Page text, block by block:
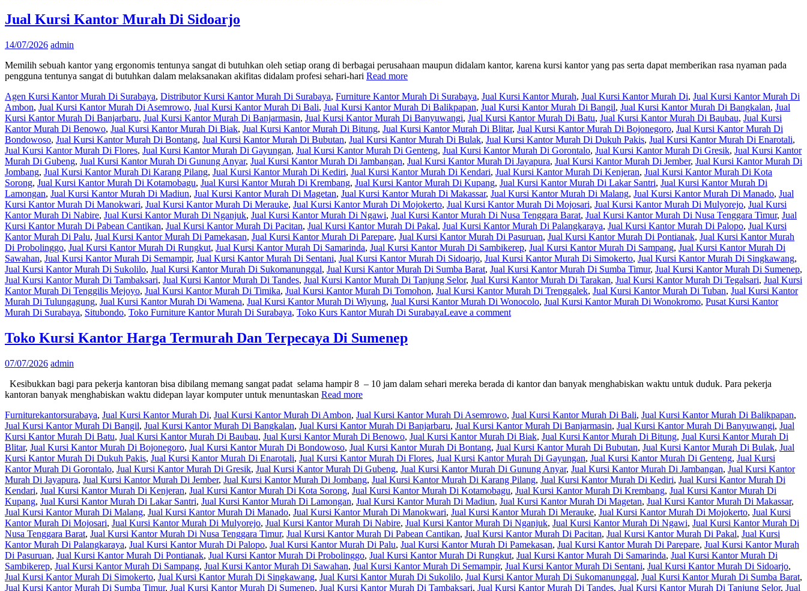
Jual Kursi Kantor Murah Di Sidoarjo
14/07/2026 admin
Memilih sebuah kantor yang ergonomis tentunya sangat di butuhkan oleh setiap orang di berbagai perusahaan maupun didalam kantor, karena kursi kantor yang pas serta dapat memberikan rasa nyaman pada
pengguna tentunya sangat di butuhkan dalam melaksanakan akifitas didalam profesi sehari-hari Read more
Agen Kursi Kantor Murah Di Surabaya, Distributor Kursi Kantor Murah Di Surabaya, Furniture Kantor Murah Di Surabaya, Jual Kursi Kantor Murah, Jual Kursi Kantor Murah Di, Jual Kursi Kantor Murah Di
Ambon, Jual Kursi Kantor Murah Di Asemrowo, Jual Kursi Kantor Murah Di Bali, Jual Kursi Kantor Murah Di Balikpapan, Jual Kursi Kantor Murah Di Bangil, Jual Kursi Kantor Murah Di Bangkalan, Jual
Kursi Kantor Murah Di Banjarbaru, Jual Kursi Kantor Murah Di Banjarmasin, Jual Kursi Kantor Murah Di Banyuwangi, Jual Kursi Kantor Murah Di Batu, Jual Kursi Kantor Murah Di Baubau, Jual Kursi
Kantor Murah Di Benowo, Jual Kursi Kantor Murah Di Biak, Jual Kursi Kantor Murah Di Bitung, Jual Kursi Kantor Murah Di Blitar, Jual Kursi Kantor Murah Di Bojonegoro, Jual Kursi Kantor Murah Di
Bondowoso, Jual Kursi Kantor Murah Di Bontang, Jual Kursi Kantor Murah Di Bubutan, Jual Kursi Kantor Murah Di Bulak, Jual Kursi Kantor Murah Di Dukuh Pakis, Jual Kursi Kantor Murah Di Enarotali,
Jual Kursi Kantor Murah Di Flores, Jual Kursi Kantor Murah Di Gayungan, Jual Kursi Kantor Murah Di Genteng, Jual Kursi Kantor Murah Di Gorontalo, Jual Kursi Kantor Murah Di Gresik, Jual Kursi Kantor
Murah Di Gubeng, Jual Kursi Kantor Murah Di Gunung Anyar, Jual Kursi Kantor Murah Di Jambangan, Jual Kursi Kantor Murah Di Jayapura, Jual Kursi Kantor Murah Di Jember, Jual Kursi Kantor Murah Di
Jombang, Jual Kursi Kantor Murah Di Karang Pilang, Jual Kursi Kantor Murah Di Kediri, Jual Kursi Kantor Murah Di Kendari, Jual Kursi Kantor Murah Di Kenjeran, Jual Kursi Kantor Murah Di Kota
Sorong, Jual Kursi Kantor Murah Di Kotamobagu, Jual Kursi Kantor Murah Di Krembang, Jual Kursi Kantor Murah Di Kupang, Jual Kursi Kantor Murah Di Lakar Santri, Jual Kursi Kantor Murah Di
Lamongan, Jual Kursi Kantor Murah Di Madiun, Jual Kursi Kantor Murah Di Magetan, Jual Kursi Kantor Murah Di Makassar, Jual Kursi Kantor Murah Di Malang, Jual Kursi Kantor Murah Di Manado, Jual
Kursi Kantor Murah Di Manokwari, Jual Kursi Kantor Murah Di Merauke, Jual Kursi Kantor Murah Di Mojokerto, Jual Kursi Kantor Murah Di Mojosari, Jual Kursi Kantor Murah Di Mulyorejo, Jual Kursi
Kantor Murah Di Nabire, Jual Kursi Kantor Murah Di Nganjuk, Jual Kursi Kantor Murah Di Ngawi, Jual Kursi Kantor Murah Di Nusa Tenggara Barat, Jual Kursi Kantor Murah Di Nusa Tenggara Timur, Jual
Kursi Kantor Murah Di Pabean Cantikan, Jual Kursi Kantor Murah Di Pacitan, Jual Kursi Kantor Murah Di Pakal, Jual Kursi Kantor Murah Di Palangkaraya, Jual Kursi Kantor Murah Di Palopo, Jual Kursi
Kantor Murah Di Palu, Jual Kursi Kantor Murah Di Pamekasan, Jual Kursi Kantor Murah Di Parepare, Jual Kursi Kantor Murah Di Pasuruan, Jual Kursi Kantor Murah Di Pontianak, Jual Kursi Kantor Murah
Di Probolinggo, Jual Kursi Kantor Murah Di Rungkut, Jual Kursi Kantor Murah Di Samarinda, Jual Kursi Kantor Murah Di Sambikerep, Jual Kursi Kantor Murah Di Sampang, Jual Kursi Kantor Murah Di
Sawahan, Jual Kursi Kantor Murah Di Semampir, Jual Kursi Kantor Murah Di Sentani, Jual Kursi Kantor Murah Di Sidoarjo, Jual Kursi Kantor Murah Di Simokerto, Jual Kursi Kantor Murah Di Singkawang,
Jual Kursi Kantor Murah Di Sukolilo, Jual Kursi Kantor Murah Di Sukomanunggal, Jual Kursi Kantor Murah Di Sumba Barat, Jual Kursi Kantor Murah Di Sumba Timur, Jual Kursi Kantor Murah Di Sumenep,
Jual Kursi Kantor Murah Di Tambaksari, Jual Kursi Kantor Murah Di Tandes, Jual Kursi Kantor Murah Di Tanjung Selor, Jual Kursi Kantor Murah Di Tarakan, Jual Kursi Kantor Murah Di Tegalsari, Jual Kursi
Kantor Murah Di Tenggilis Mejoyo, Jual Kursi Kantor Murah Di Timika, Jual Kursi Kantor Murah Di Tomohon, Jual Kursi Kantor Murah Di Trenggalek, Jual Kursi Kantor Murah Di Tuban, Jual Kursi Kantor
Murah Di Tulungagung, Jual Kursi Kantor Murah Di Wamena, Jual Kursi Kantor Murah Di Wiyung, Jual Kursi Kantor Murah Di Wonocolo, Jual Kursi Kantor Murah Di Wonokromo, Pusat Kursi Kantor
Murah Di Surabaya, Situbondo, Toko Furniture Kantor Murah Di Surabaya, Toko Kurs Kantor Murah Di SurabayaLeave a comment
Toko Kursi Kantor Harga Termurah Dan Terpecaya Di Sumenep
07/07/2026 admin
Kesibukkan bagi para pekerja kantoran bisa dibilang memang sangat padat selama hampir 8 – 10 jam dalam sehari mereka berada di kantor dan banyak menghabiskan waktu untuk duduk. Para pekerja
kantoran banyak menghabiskan waktu didepan layar komputer untuk menuntaskan Read more
Furniturekantorsurabaya, Jual Kursi Kantor Murah Di, Jual Kursi Kantor Murah Di Ambon, Jual Kursi Kantor Murah Di Asemrowo, Jual Kursi Kantor Murah Di Bali, Jual Kursi Kantor Murah Di Balikpapan,
Jual Kursi Kantor Murah Di Bangil, Jual Kursi Kantor Murah Di Bangkalan, Jual Kursi Kantor Murah Di Banjarbaru, Jual Kursi Kantor Murah Di Banjarmasin, Jual Kursi Kantor Murah Di Banyuwangi, Jual
Kursi Kantor Murah Di Batu, Jual Kursi Kantor Murah Di Baubau, Jual Kursi Kantor Murah Di Benowo, Jual Kursi Kantor Murah Di Biak, Jual Kursi Kantor Murah Di Bitung, Jual Kursi Kantor Murah Di
Blitar, Jual Kursi Kantor Murah Di Bojonegoro, Jual Kursi Kantor Murah Di Bondowoso, Jual Kursi Kantor Murah Di Bontang, Jual Kursi Kantor Murah Di Bubutan, Jual Kursi Kantor Murah Di Bulak, Jual
Kursi Kantor Murah Di Dukuh Pakis, Jual Kursi Kantor Murah Di Enarotali, Jual Kursi Kantor Murah Di Flores, Jual Kursi Kantor Murah Di Gayungan, Jual Kursi Kantor Murah Di Genteng, Jual Kursi
Kantor Murah Di Gorontalo, Jual Kursi Kantor Murah Di Gresik, Jual Kursi Kantor Murah Di Gubeng, Jual Kursi Kantor Murah Di Gunung Anyar, Jual Kursi Kantor Murah Di Jambangan, Jual Kursi Kantor
Murah Di Jayapura, Jual Kursi Kantor Murah Di Jember, Jual Kursi Kantor Murah Di Jombang, Jual Kursi Kantor Murah Di Karang Pilang, Jual Kursi Kantor Murah Di Kediri, Jual Kursi Kantor Murah Di
Kendari, Jual Kursi Kantor Murah Di Kenjeran, Jual Kursi Kantor Murah Di Kota Sorong, Jual Kursi Kantor Murah Di Kotamobagu, Jual Kursi Kantor Murah Di Krembang, Jual Kursi Kantor Murah Di
Kupang, Jual Kursi Kantor Murah Di Lakar Santri, Jual Kursi Kantor Murah Di Lamongan, Jual Kursi Kantor Murah Di Madiun, Jual Kursi Kantor Murah Di Magetan, Jual Kursi Kantor Murah Di Makassar,
Jual Kursi Kantor Murah Di Malang, Jual Kursi Kantor Murah Di Manado, Jual Kursi Kantor Murah Di Manokwari, Jual Kursi Kantor Murah Di Merauke, Jual Kursi Kantor Murah Di Mojokerto, Jual Kursi
Kantor Murah Di Mojosari, Jual Kursi Kantor Murah Di Mulyorejo, Jual Kursi Kantor Murah Di Nabire, Jual Kursi Kantor Murah Di Nganjuk, Jual Kursi Kantor Murah Di Ngawi, Jual Kursi Kantor Murah Di
Nusa Tenggara Barat, Jual Kursi Kantor Murah Di Nusa Tenggara Timur, Jual Kursi Kantor Murah Di Pabean Cantikan, Jual Kursi Kantor Murah Di Pacitan, Jual Kursi Kantor Murah Di Pakal, Jual Kursi
Kantor Murah Di Palangkaraya, Jual Kursi Kantor Murah Di Palopo, Jual Kursi Kantor Murah Di Palu, Jual Kursi Kantor Murah Di Pamekasan, Jual Kursi Kantor Murah Di Parepare, Jual Kursi Kantor Murah
Di Pasuruan, Jual Kursi Kantor Murah Di Pontianak, Jual Kursi Kantor Murah Di Probolinggo, Jual Kursi Kantor Murah Di Rungkut, Jual Kursi Kantor Murah Di Samarinda, Jual Kursi Kantor Murah Di
Sambikerep, Jual Kursi Kantor Murah Di Sampang, Jual Kursi Kantor Murah Di Sawahan, Jual Kursi Kantor Murah Di Semampir, Jual Kursi Kantor Murah Di Sentani, Jual Kursi Kantor Murah Di Sidoarjo,
Jual Kursi Kantor Murah Di Simokerto, Jual Kursi Kantor Murah Di Singkawang, Jual Kursi Kantor Murah Di Sukolilo, Jual Kursi Kantor Murah Di Sukomanunggal, Jual Kursi Kantor Murah Di Sumba Barat,
Jual Kursi Kantor Murah Di Sumba Timur, Jual Kursi Kantor Murah Di Sumenep, Jual Kursi Kantor Murah Di Tambaksari, Jual Kursi Kantor Murah Di Tandes, Jual Kursi Kantor Murah Di Tanjung Selor, Jual